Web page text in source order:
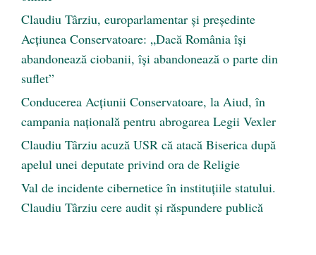
Claudiu Târziu, europarlamentar și președinte
Acțiunea Conservatoare: „Dacă România își
abandonează ciobanii, își abandonează o parte din
suflet”
Conducerea Acțiunii Conservatoare, la Aiud, în
campania națională pentru abrogarea Legii Vexler
Claudiu Târziu acuză USR că atacă Biserica după
apelul unei deputate privind ora de Religie
Val de incidente cibernetice în instituțiile statului.
Claudiu Târziu cere audit și răspundere publică